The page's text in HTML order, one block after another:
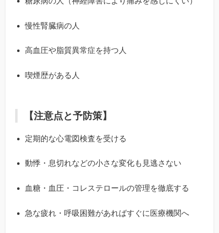
慢性腎臓病の人
高血圧や脂質異常症を持つ人
喫煙歴がある人
【注意点と予防策】
定期的な心電図検査を受ける
動悸・息切れなどの小さな変化も見逃さない
血糖・血圧・コレステロールの管理を徹底する
急な疲れ・呼吸困難があればすぐに医療機関へ